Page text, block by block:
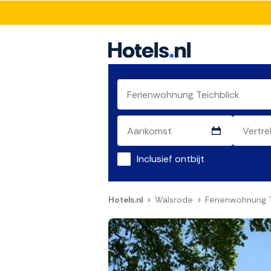
Inclusief ontbijt
Hotels.nl Walsrode Ferienwohnung